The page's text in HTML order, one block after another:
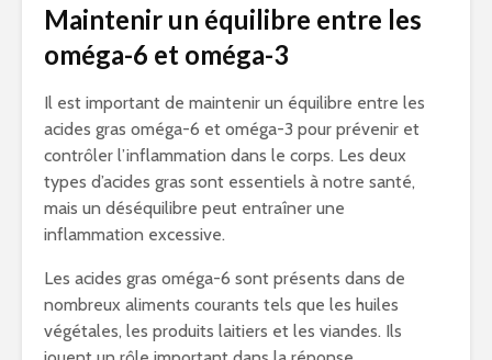
Maintenir un équilibre entre les
oméga-6 et oméga-3
Il est important de maintenir un équilibre entre les
acides gras oméga-6 et oméga-3 pour prévenir et
contrôler l’inflammation dans le corps. Les deux
types d’acides gras sont essentiels à notre santé,
mais un déséquilibre peut entraîner une
inflammation excessive.
Les acides gras oméga-6 sont présents dans de
nombreux aliments courants tels que les huiles
végétales, les produits laitiers et les viandes. Ils